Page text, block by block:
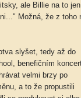
ale Billie na to
Možná, že z
slyšet, tedy až do
benefičním
velmi brzy po
a to že propustili